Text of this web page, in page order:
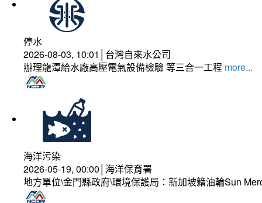
停水
2026-08-03, 10:01│台灣自來水公司
辦理龍潭給水廠高壓電氣設備檢驗 等三合一工程 more...
海洋污染
2026-05-19, 00:00│海洋保育署
地方單位\金門縣政府\環境保護局：新加坡籍油輪Sun